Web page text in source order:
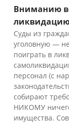
Вниманию
Суды из
уголовную —
поиграть в
персонал (с
собирают
НИКОМУ
имущества.